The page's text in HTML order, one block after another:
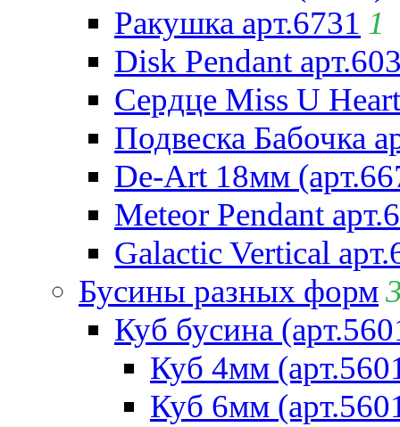
Ракушка арт.6731 1
Disk Pendant
Сердце Miss U
Подвеска Бабочка
De-Art 18мм
Meteor Pendant
Galactic Vertical
Бусины разных форм
Куб бусина
Куб 4мм
Куб 6мм